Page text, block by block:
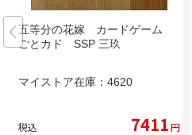
五等分の花嫁 カードゲーム
ごとカド SSP 三玖
マイストア在庫： 4620
税込 7411円